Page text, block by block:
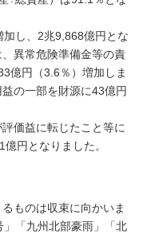
し、2兆9,868億円とな
異常危険準備金等の責
億円（3.6％）増加しま
の一部を財源に43億円
価益に転じたこと等に
円となりました。
ものは収束に向かいま
「九州北部豪雨」「北